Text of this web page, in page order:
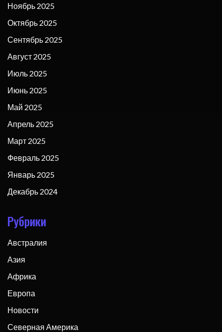
Ноябрь 2025
Октябрь 2025
Сентябрь 2025
Август 2025
Июль 2025
Июнь 2025
Май 2025
Апрель 2025
Март 2025
Февраль 2025
Январь 2025
Декабрь 2024
Рубрики
Австралия
Азия
Африка
Европа
Новости
Северная Америка